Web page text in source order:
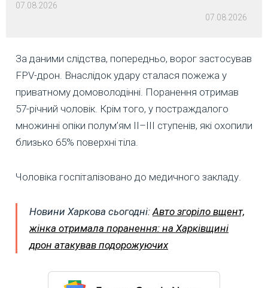
07.08.2026
07.08.2026
За даними слідства, попередньо, ворог застосував
FPV-дрон. Внаслідок удару сталася пожежа у
приватному домоволодінні. Поранення отримав
57-річний чоловік. Крім того, у постраждалого
множинні опіки полум’ям II–III ступенів, які охопили
близько 65% поверхні тіла.
Чоловіка госпіталізовано до медичного закладу.
Новини Харкова сьогодні:Авто згоріло вщент,
жінка отримала поранення: на Харківщині
дрон атакував подорожуючих